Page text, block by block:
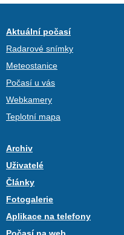
Aktuální počasí
Radarové snímky
Meteostanice
Počasí u vás
Webkamery
Teplotní mapa
Archiv
Uživatelé
Články
Fotogalerie
Aplikace na telefony